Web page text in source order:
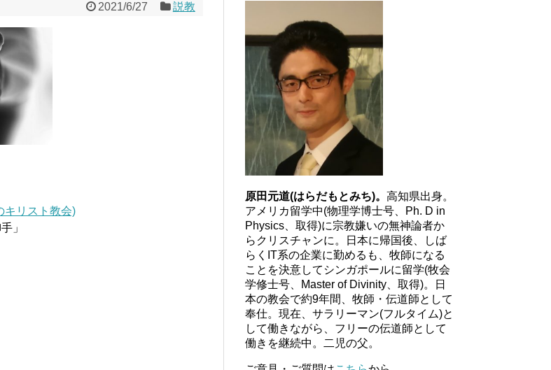
2021/6/27 説教
キリスト教会)
」
原田元道(はらだもとみち)。 高知県出身。
アメリカ留学中(物理学博士号、Ph. D in
Physics、取得)に宗教嫌いの無神論者か
らクリスチャンに。日本に帰国後、しば
らくIT系の企業に勤めるも、牧師になる
ことを決意してシンガポールに留学(牧会
学修士号、Master of Divinity、取得)。日
本の教会で約9年間、牧師・伝道師として
奉仕。現在、サラリーマン(フルタイム)と
して働きながら、フリーの伝道師として
働きを継続中。二児の父。